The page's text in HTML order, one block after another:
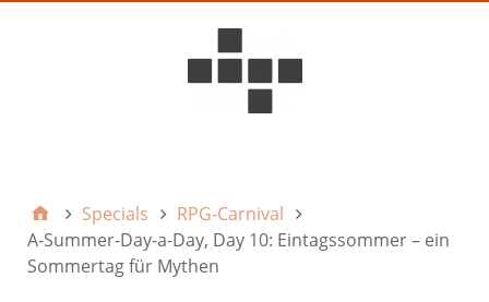
Specials
RPG-Carnival
A-Summer-Day-a-Day, Day 10: Eintagssommer – ein
Sommertag für Mythen